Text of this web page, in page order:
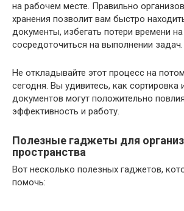
на рабочем месте. Правильно
хранения позволит вам быстро
документы, избегать потери времени
сосредоточиться на выполнении задач.
Не откладывайте этот процесс на
сегодня. Вы удивитесь, как сортировка
документов могут положительно
эффективность и работу.
Полезные гаджеты для
пространства
Вот несколько полезных гаджетов,
помочь: